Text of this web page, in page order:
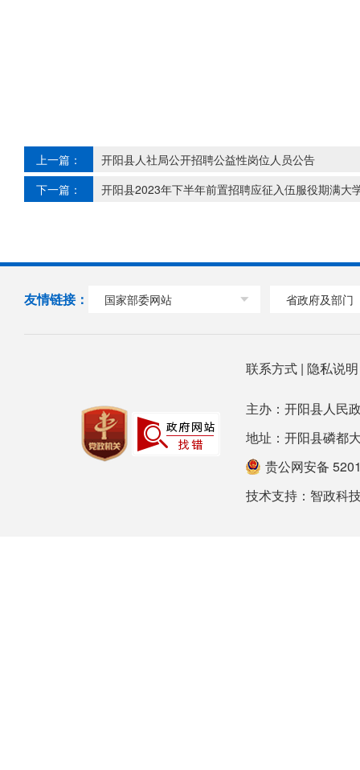
上一篇：
开阳县人社局公开招聘公益性岗位人员公告
下一篇：
开阳县2023年下半年前置招聘应征入伍服役期满大
友情链接： 国家部委网站 省政府及部门
联系方式| 隐私说
主办：开阳县人民
地址：开阳县磷都
贵公网安备
技术支持： 智政科